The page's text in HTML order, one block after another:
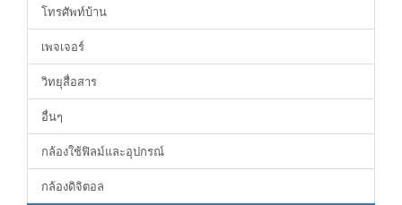
โทรศัพท์บ้าน
เพจเจอร์
วิทยุสื่อสาร
อื่นๆ
กล้องใช้ฟิลม์และอุปกรณ์
กล้องดิจิตอล